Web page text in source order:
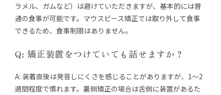
ラメル、ガムなど）は避けていただきますが、基本的には普
通の食事が可能です。マウスピース矯正では取り外して食事
できるため、食事制限はありません。
Q: 矯正装置をつけていても話せますか？
A: 装着直後は発音しにくさを感じることがありますが、1〜2
週間程度で慣れます。裏側矯正の場合は舌側に装置があるた